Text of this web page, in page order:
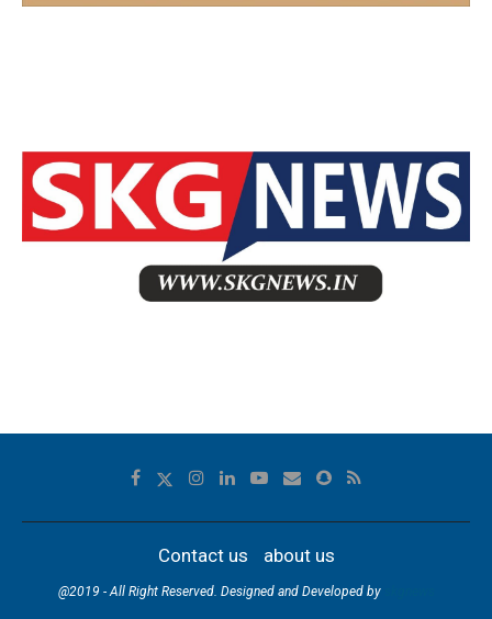
Contact us about us
@2019 - All Right Reserved. Designed and Developed by